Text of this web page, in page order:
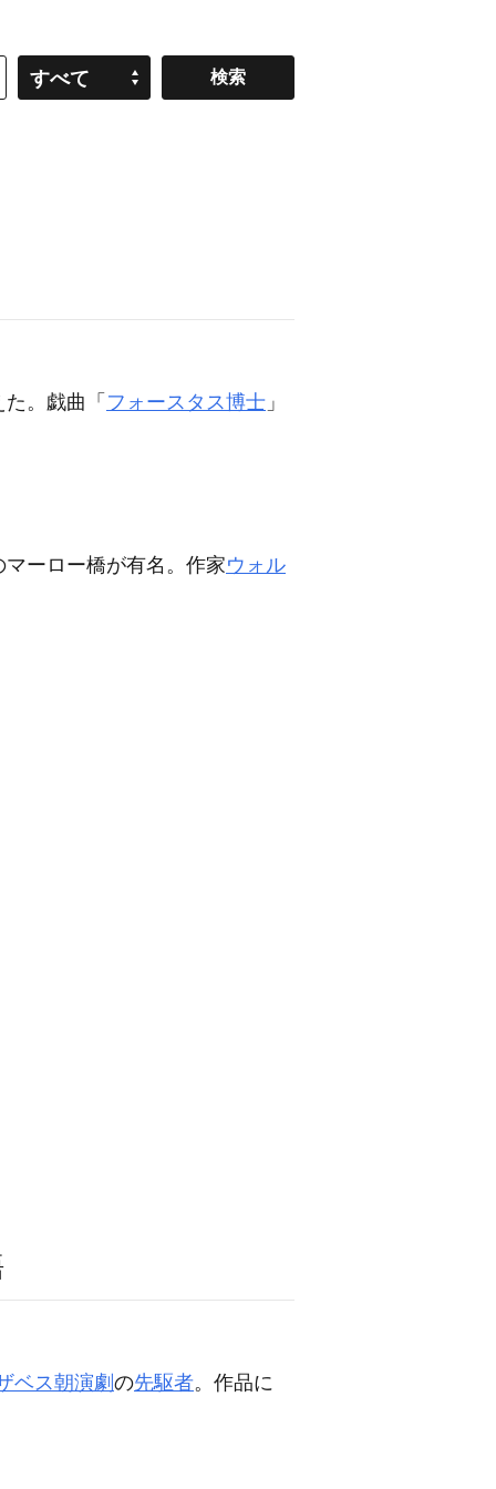
すべて
。戯曲「 フォースタス博士 」
ーロー橋が有名。作家ウォル
ベス朝演劇 の先駆者。作品に